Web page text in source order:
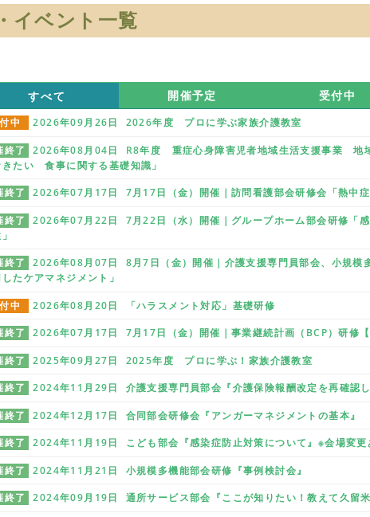
イベント一覧
すべて 開催予定 受付中
中 2026年09月26日 2026年度 プロに学ぶ家族介護教室
終了
2026年08月04日 R8年度 重症心身障害児者地域生活支援事業 地
きたい 食事に関する基礎知識」
終了 2026年07月17日 7月17日（金）開催｜訪問看護部会研修会「熱中症
終了
2026年07月22日 7月22日（水）開催｜グループホーム部会研修「
終了
2026年08月07日 8月7日（金）開催｜介護支援専門員部会、小規模
たケアマネジメント」
中 2026年08月20日 「ハラスメント対応」基礎研修
終了 2026年07月17日 7月17日（金）開催｜事業継続計画（BCP）研修【
終了 2025年09月27日 2025年度 プロに学ぶ！家族介護教室
終了 2024年11月29日 介護支援専門員部会『介護保険報酬改定を再確認
終了 2024年12月17日 合同部会研修会『アンガーマネジメントの基本』
終了 2024年11月19日 こども部会『感染症防止対策について』※会場変更
終了 2024年11月21日 小規模多機能部会研修『事例検討会』
終了 2024年09月19日 通所サービス部会『ここが知りたい！教えて久留米